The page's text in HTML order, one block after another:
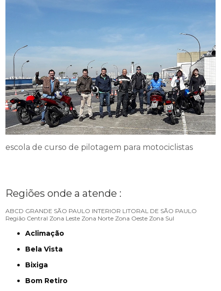
escola de curso de pilotagem para motociclistas
Regiões onde a atende :
ABCD GRANDE SÃO PAULO INTERIOR LITORAL DE SÃO PAULO
Região Central Zona Leste Zona Norte Zona Oeste Zona Sul
Aclimação
Bela Vista
Bixiga
Bom Retiro